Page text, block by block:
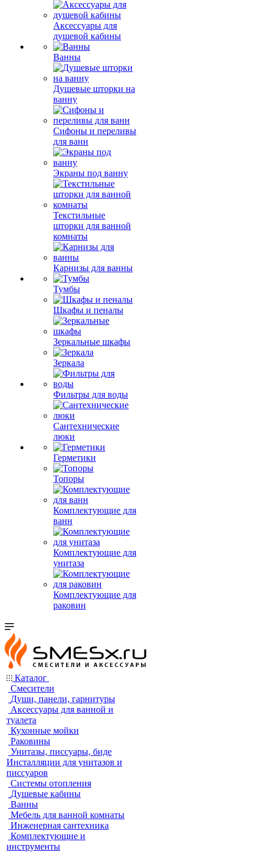
Аксессуары для
душевой кабины
Ванны
Душевые шторки на
ванну
Сифоны и переливы
для ванн
Экраны под ванну
Текстильные
шторки для ванной
комнаты
Карнизы для ванны
Тумбы
Шкафы и пеналы
Зеркальные шкафы
Зеркала
Фильтры для воды
Сантехнические
люки
Герметики
Топоры
Комплектующие для
ванн
Комплектующие для
унитаза
Комплектующие для
раковин
Каталог
Смесители
Души, панели, гарнитуры
Аксессуары для ванной и
туалета
Кухонные мойки
Раковины
Унитазы, писсуары, биде
Инсталляции для унитазов и
писсуаров
Системы отопления
Душевые кабины
Ванны
Мебель для ванной комнаты
Инженерная сантехника
Комплектующие и
инструменты